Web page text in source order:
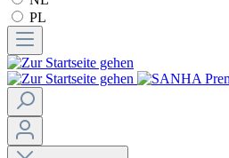
PL